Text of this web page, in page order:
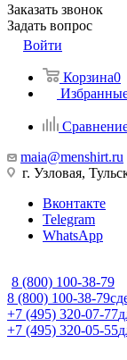
Заказать звонок
Задать вопрос
Войти
Корзина0
maia@menshirt.ru
г. Узловая,
Вконтакте
Telegram
WhatsApp
8 (800) 100-38-79
8 (800) 100-38-79
+7 (495) 320-07-77
+7 (495) 320-05-55